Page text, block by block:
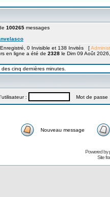
100265 messages
0 Invisible et 138 Invités [
en ligne a été de 2328 le Dim 09 Août
cinq dernières minutes.
: Mot de passe
Nouveau message
Powered by
Site